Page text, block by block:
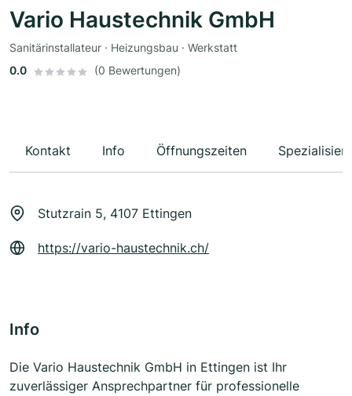
Vario Haustechnik GmbH
Sanitärinstallateur · Heizungsbau · Werkstatt
0.0
(0 Bewertungen)
Kontakt Info Öffnungszeiten
Stutzrain 5, 4107 Ettingen
https://vario-haustechnik.ch/
Info
Die Vario Haustechnik GmbH in Ettingen ist Ihr
zuverlässiger Ansprechpartner für professionelle